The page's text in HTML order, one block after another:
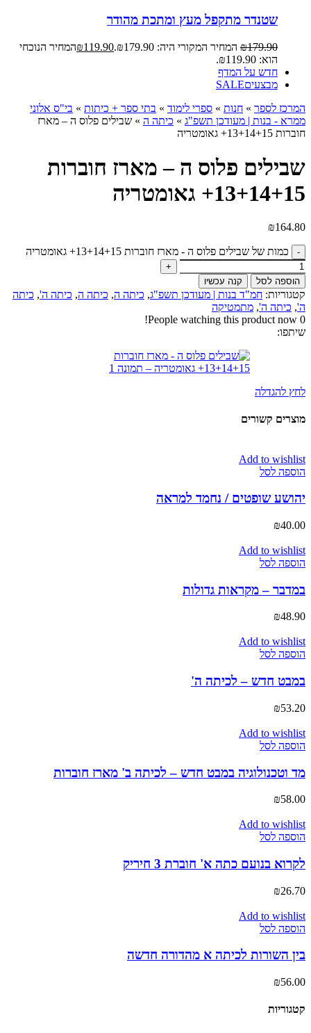
שטנדר מתקפל מעץ ומתכת מהודר
₪179.90 המחיר המקורי היה: ₪179.90. ₪119.90
המחיר הנוכחי
הוא: ₪119.90.
חדש על המדף
מבצעיםSALE
המרכז לספר » חנות » ספרי לימוד » בתי ספר + כיתות » בי"ס אלוני
ממרא - בנות | מעודכן תשפ"ג » כיתה ה » שבילים פלוס ה – מארז
חוברות 13+14+15+ גאומטריה
שבילים פלוס ה – מארז חוברות
13+14+15+ גאומטריה
₪164.80
כמות של שבילים פלוס ה - מארז חוברות 13+14+15+ גאומטריה
הוספה לסל קנה עכשיו
קטגוריות: חמ"ד בנות | מעודכן תשפ"ג, כיתה ה, כיתה ה, כיתה ה', כיתה
ה', כיתה ה', מתמטיקה
0
People watching this product now!
שיתפו:
לחץ להגדלה
מוצרים קשורים
Add to wishlist
הוספה לסל
יהושע שופטים / נחמד למראה
₪40.00
Add to wishlist
הוספה לסל
במדבר – מקראות גדולות
₪48.90
Add to wishlist
הוספה לסל
במבט חדש – לכיתה ה'
₪53.20
Add to wishlist
הוספה לסל
מד וטכנולוגיה במבט חדש – לכיתה ב' מארז חוברות
₪58.00
Add to wishlist
הוספה לסל
לקרוא בנועם כתה א' חוברת 3 חיריק
₪26.70
Add to wishlist
הוספה לסל
בין השורות לכיתה א מהדורה חדשה
₪56.00
קטגוריות